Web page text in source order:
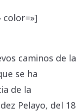
color=»]
caminos de la
se ha
de la
Pelayo, del 18